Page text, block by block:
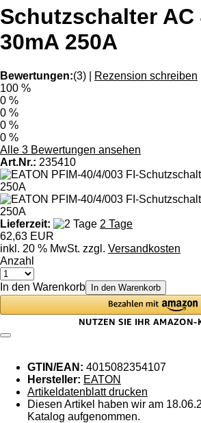
Schutzschalter AC
30mA 250A
Bewertungen:(3)
Rezension schreiben
100 %
0 %
0 %
0 %
0 %
Alle 3 Bewertungen ansehen
Art.Nr.: 235410
Lieferzeit:
2 Tage
62,63 EUR
inkl. 20 % MwSt. zzgl. Versandkosten
Anzahl
In den Warenkorb In den Warenkorb
GTIN/EAN: 4015082354107
Hersteller: EATON
Artikeldatenblatt drucken
Diesen Artikel haben wir am
Katalog aufgenommen.